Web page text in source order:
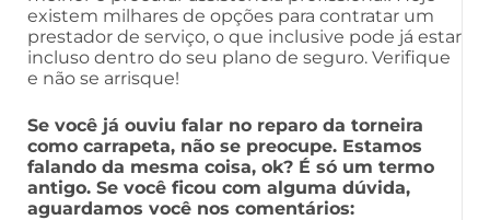
existem milhares de opções para contratar um
prestador de serviço, o que inclusive pode já estar
incluso dentro do seu plano de seguro. Verifique
e não se arrisque!
Se você já ouviu falar no reparo da torneira
como carrapeta, não se preocupe. Estamos
falando da mesma coisa, ok? É só um termo
antigo. Se você ficou com alguma dúvida,
aguardamos você nos comentários: